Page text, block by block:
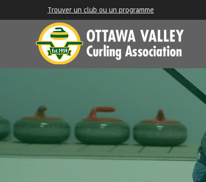
Trouver un club ou un programme